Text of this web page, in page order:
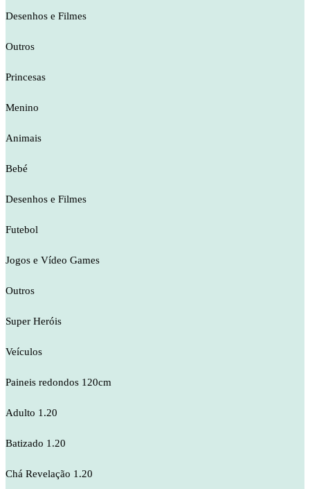
Desenhos e Filmes
Outros
Princesas
Menino
Animais
Bebé
Desenhos e Filmes
Futebol
Jogos e Vídeo Games
Outros
Super Heróis
Veículos
Paineis redondos 120cm
Adulto 1.20
Batizado 1.20
Chá Revelação 1.20